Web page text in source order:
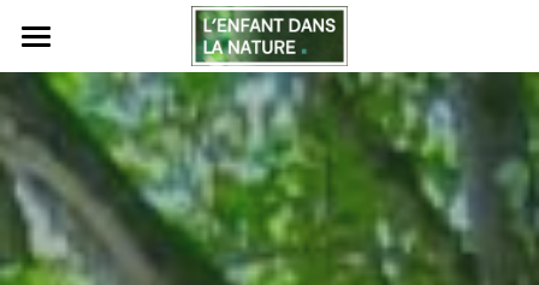
Accueil
L'association
L'enfant dans la nature
Emmenez les enfants dehors